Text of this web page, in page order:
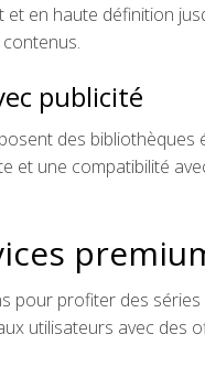
en haute définition
publicité
des bibliothèques
et une compatibilité
pour profiter des
utilisateurs avec des